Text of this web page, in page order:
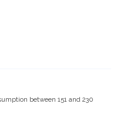
between 151 and 230